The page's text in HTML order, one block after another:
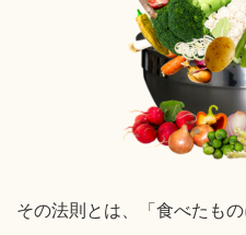
その法則とは、「食べたも